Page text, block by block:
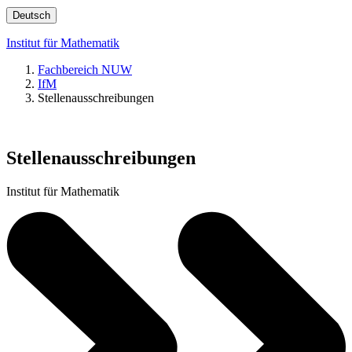
Deutsch
Institut für Mathematik
Fachbereich NUW
IfM
Stellenausschreibungen
Stellenausschreibungen
Institut für Mathematik